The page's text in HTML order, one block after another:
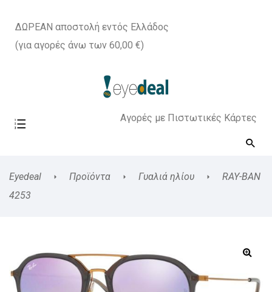
ΔΩΡΕΑΝ αποστολή εντός Ελλάδος
(για αγορές άνω των 60,00 €)
Αγορές με Πιστωτικές Κάρτες
Eyedeal Προϊόντα Γυαλιά ηλίου
RAY-BAN
4253